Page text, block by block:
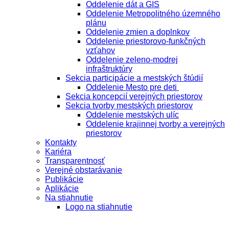
Oddelenie dát a GIS
Oddelenie Metropolitného územného
plánu
Oddelenie zmien a doplnkov
Oddelenie priestorovo-funkčných
vzťahov
Oddelenie zeleno-modrej
infraštruktúry
Sekcia participácie a mestských štúdií
Oddelenie Mesto pre deti
Sekcia koncepcií verejných priestorov
Sekcia tvorby mestských priestorov
Oddelenie mestských ulíc
Oddelenie krajinnej tvorby a verejných
priestorov
Kontakty
Kariéra
Transparentnosť
Verejné obstarávanie
Publikácie
Aplikácie
Na stiahnutie
Logo na stiahnutie